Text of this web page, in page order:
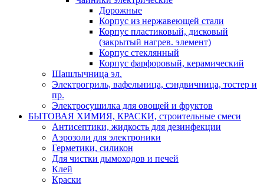
Дорожные
Корпус из нержавеющей стали
Корпус пластиковый, дисковый
(закрытый нагрев. элемент)
Корпус стеклянный
Корпус фарфоровый, керамический
Шашлычница эл.
Электрогриль, вафельница, сэндвичница, тостер и
пр.
Электросушилка для овощей и фруктов
БЫТОВАЯ ХИМИЯ, КРАСКИ, строительные смеси
Антисептики, жидкость для дезинфекции
Аэрозоли для электроники
Герметики, силикон
Для чистки дымоходов и печей
Клей
Краски